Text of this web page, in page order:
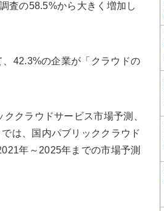
査の58.5%から大きく増加し
42.3%の企業が「クラウドの
クラウドサービス市場予測、
は、国内パブリッククラウド
年～2025年までの市場予測